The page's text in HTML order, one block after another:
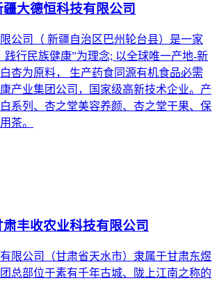
疆大德恒科技有限公司
公司（ 新疆自治区巴州轮台县）是一家
践行民族健康”为理念; 以全球唯一产地-新
杏为原料， 生产药食同源有机食品必需
产业集团公司，国家级高新技术企业。产
系列、杏之堂美容养颜、杏之堂干果、保
茶。
肃丰收农业科技有限公司
限公司（甘肃省天水市）隶属于甘肃东煜
总部位于素有千年古城、陇上江南之称的